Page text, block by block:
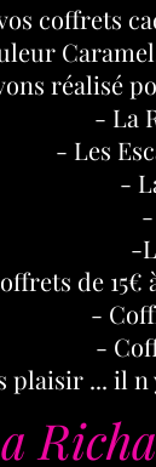
coffrets
réalisé
- La
- Les
-
-
de
-
-
plaisir ... il